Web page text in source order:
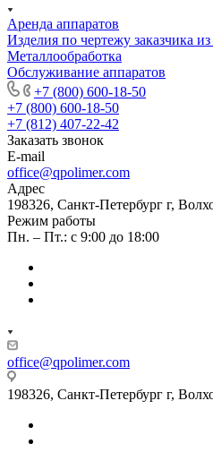
Аренда аппаратов
Изделия по чертежу заказчика
Металлообработка
Обслуживание аппаратов
+7 (800) 600-18-50
+7 (800) 600-18-50
+7 (812) 407-22-42
Заказать звонок
E-mail
office@qpolimer.com
Адрес
198326, Санкт-Петербург г,
Режим работы
Пн. – Пт.: с 9:00 до 18:00
office@qpolimer.com
198326, Санкт-Петербург г,